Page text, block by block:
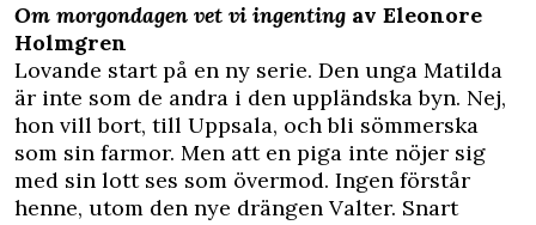
Om morgondagen vet vi ingenting av Eleonore
Holmgren
Lovande start på en ny serie. Den unga Matilda
är inte som de andra i den uppländska byn. Nej,
hon vill bort, till Uppsala, och bli sömmerska
som sin farmor. Men att en piga inte nöjer sig
med sin lott ses som övermod. Ingen förstår
henne, utom den nye drängen Valter. Snart